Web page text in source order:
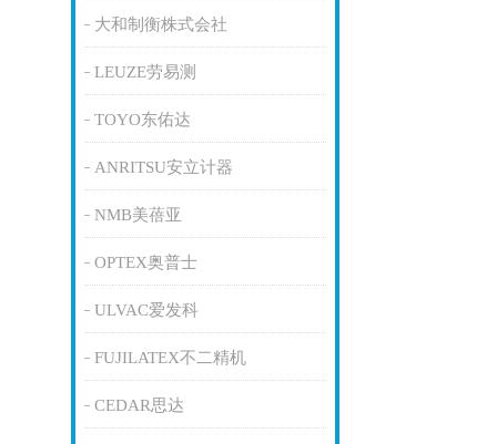
大和制衡株式会社
LEUZE劳易测
TOYO东佑达
ANRITSU安立计器
NMB美蓓亚
OPTEX奥普士
ULVAC爱发科
FUJILATEX不二精机
CEDAR思达